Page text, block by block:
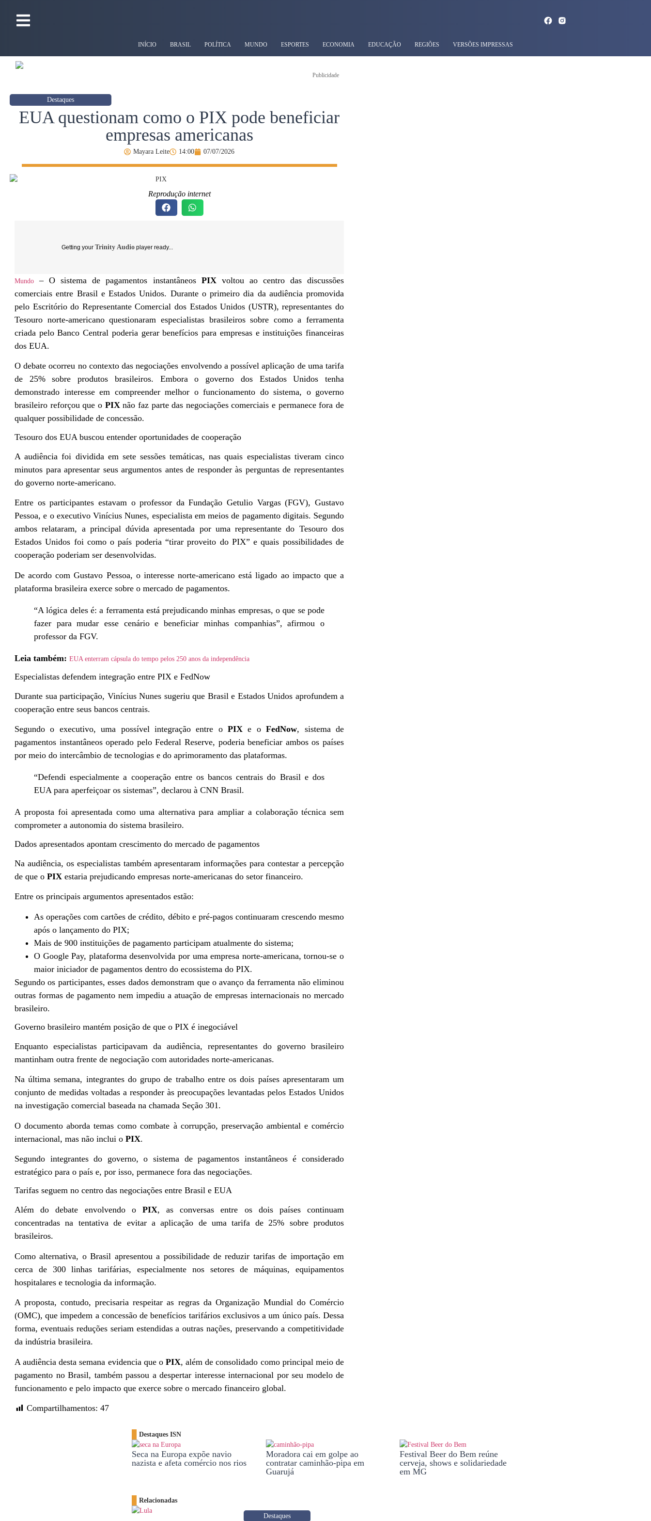
INÍCIO BRASIL POLÍTICA MUNDO ESPORTES ECONOMIA EDUCAÇÃO REGIÕES VERSÕES IMPRESSAS
Publicidade
Destaques
EUA questionam como o PIX pode beneficiar
empresas americanas
Mayara Leite 14:00 07/07/2026
Reprodução internet
Getting your Trinity Audio player ready...
Mundo – O sistema de pagamentos instantâneos PIXvoltou ao centro das discussões
comerciais entre Brasil e Estados Unidos. Durante o primeiro dia da audiência promovida
pelo Escritório do Representante Comercial dos Estados Unidos (USTR), representantes do
Tesouro norte-americano questionaram especialistas brasileiros sobre como a ferramenta
criada pelo Banco Central poderia gerar benefícios para empresas e instituições financeiras
dos EUA.
O debate ocorreu no contexto das negociações envolvendo a possível aplicação de uma tarifa
de 25% sobre produtos brasileiros. Embora o governo dos Estados Unidos tenha
demonstrado interesse em compreender melhor o funcionamento do sistema, o governo
brasileiro reforçou que o PIXnão faz parte das negociações comerciais e permanece fora de
qualquer possibilidade de concessão.
Tesouro dos EUA buscou entender oportunidades de cooperação
A audiência foi dividida em sete sessões temáticas, nas quais especialistas tiveram cinco
minutos para apresentar seus argumentos antes de responder às perguntas de representantes
do governo norte-americano.
Entre os participantes estavam o professor da Fundação Getulio Vargas (FGV), Gustavo
Pessoa, e o executivo Vinícius Nunes, especialista em meios de pagamento digitais. Segundo
ambos relataram, a principal dúvida apresentada por uma representante do Tesouro dos
Estados Unidos foi como o país poderia “tirar proveito do PIX” e quais possibilidades de
cooperação poderiam ser desenvolvidas.
De acordo com Gustavo Pessoa, o interesse norte-americano está ligado ao impacto que a
plataforma brasileira exerce sobre o mercado de pagamentos.
“A lógica deles é: a ferramenta está prejudicando minhas empresas, o que se pode
fazer para mudar esse cenário e beneficiar minhas companhias”, afirmou o
professor da FGV.
Leia também: EUA enterram cápsula do tempo pelos 250 anos da independência
Especialistas defendem integração entre PIX e FedNow
Durante sua participação, Vinícius Nunes sugeriu que Brasil e Estados Unidos aprofundem a
cooperação entre seus bancos centrais.
Segundo o executivo, uma possível integração entre oPIX e oFedNow, sistema de
pagamentos instantâneos operado pelo Federal Reserve, poderia beneficiar ambos os países
por meio do intercâmbio de tecnologias e do aprimoramento das plataformas.
“Defendi especialmente a cooperação entre os bancos centrais do Brasil e dos
EUA para aperfeiçoar os sistemas”, declarou à CNN Brasil.
A proposta foi apresentada como uma alternativa para ampliar a colaboração técnica sem
comprometer a autonomia do sistema brasileiro.
Dados apresentados apontam crescimento do mercado de pagamentos
Na audiência, os especialistas também apresentaram informações para contestar a percepção
de que o PIX estaria prejudicando empresas norte-americanas do setor financeiro.
Entre os principais argumentos apresentados estão:
As operações com cartões de crédito, débito e pré-pagos continuaram crescendo mesmo
após o lançamento do PIX;
Mais de 900 instituições de pagamento participam atualmente do sistema;
O Google Pay, plataforma desenvolvida por uma empresa norte-americana, tornou-se o
maior iniciador de pagamentos dentro do ecossistema do PIX.
Segundo os participantes, esses dados demonstram que o avanço da ferramenta não eliminou
outras formas de pagamento nem impediu a atuação de empresas internacionais no mercado
brasileiro.
Governo brasileiro mantém posição de que o PIX é inegociável
Enquanto especialistas participavam da audiência, representantes do governo brasileiro
mantinham outra frente de negociação com autoridades norte-americanas.
Na última semana, integrantes do grupo de trabalho entre os dois países apresentaram um
conjunto de medidas voltadas a responder às preocupações levantadas pelos Estados Unidos
na investigação comercial baseada na chamada Seção 301.
O documento aborda temas como combate à corrupção, preservação ambiental e comércio
internacional, mas não inclui o PIX.
Segundo integrantes do governo, o sistema de pagamentos instantâneos é considerado
estratégico para o país e, por isso, permanece fora das negociações.
Tarifas seguem no centro das negociações entre Brasil e EUA
Além do debate envolvendo o PIX, as conversas entre os dois países continuam
concentradas na tentativa de evitar a aplicação de uma tarifa de 25% sobre produtos
brasileiros.
Como alternativa, o Brasil apresentou a possibilidade de reduzir tarifas de importação em
cerca de 300 linhas tarifárias, especialmente nos setores de máquinas, equipamentos
hospitalares e tecnologia da informação.
A proposta, contudo, precisaria respeitar as regras da Organização Mundial do Comércio
(OMC), que impedem a concessão de benefícios tarifários exclusivos a um único país. Dessa
forma, eventuais reduções seriam estendidas a outras nações, preservando a competitividade
da indústria brasileira.
A audiência desta semana evidencia que o PIX, além de consolidado como principal meio de
pagamento no Brasil, também passou a despertar interesse internacional por seu modelo de
funcionamento e pelo impacto que exerce sobre o mercado financeiro global.
Compartilhamentos: 47
Destaques ISN
Seca na Europa expõe navio
nazista e afeta comércio nos rios
Moradora cai em golpe ao
contratar caminhão-pipa em
Guarujá
Festival Beer do Bem reúne
cerveja, shows e solidariedade
em MG
Relacionadas
Destaques